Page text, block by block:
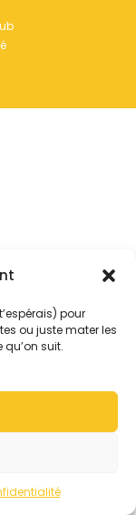
pour
ou juste mater les
suit.